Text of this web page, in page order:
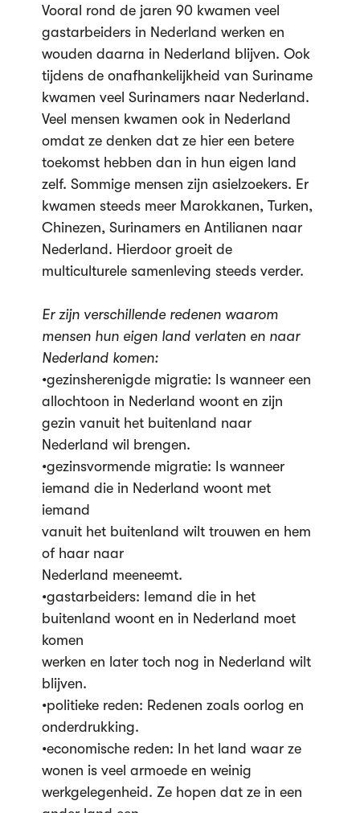
Vooral rond de jaren 90 kwamen veel
gastarbeiders in Nederland werken en
wouden daarna in Nederland blijven. Ook
tijdens de onafhankelijkheid van Suriname
kwamen veel Surinamers naar Nederland.
Veel mensen kwamen ook in Nederland
omdat ze denken dat ze hier een betere
toekomst hebben dan in hun eigen land
zelf. Sommige mensen zijn asielzoekers. Er
kwamen steeds meer Marokkanen, Turken,
Chinezen, Surinamers en Antilianen naar
Nederland. Hierdoor groeit de
multiculturele samenleving steeds verder.
Er zijn verschillende redenen waarom
mensen hun eigen land verlaten en naar
Nederland komen:
•gezinsherenigde migratie: Is wanneer een
allochtoon in Nederland woont en zijn
gezin vanuit het buitenland naar
Nederland wil brengen.
•gezinsvormende migratie: Is wanneer
iemand die in Nederland woont met
iemand
vanuit het buitenland wilt trouwen en hem
of haar naar
Nederland meeneemt.
•gastarbeiders: Iemand die in het
buitenland woont en in Nederland moet
komen
werken en later toch nog in Nederland wilt
blijven.
•politieke reden: Redenen zoals oorlog en
onderdrukking.
•economische reden: In het land waar ze
wonen is veel armoede en weinig
werkgelegenheid. Ze hopen dat ze in een